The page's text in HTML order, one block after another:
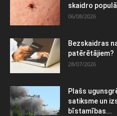
skaidro
06/08/2026
Bezskaidras
patērētājiem?
28/07/2026
Plašs
satiksme un
bīstamības...